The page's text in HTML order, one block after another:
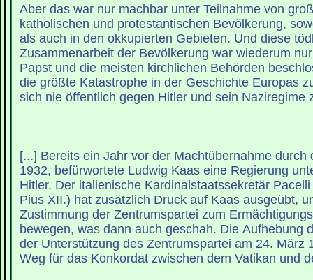
Aber das war nur machbar unter Teilnahme von
katholischen und protestantischen Bevölkerung,
als auch in den okkupierten Gebieten. Und diese
Zusammenarbeit der Bevölkerung war wiederum
Papst und die meisten kirchlichen Behörden
die größte Katastrophe in der Geschichte Europas
sich nie öffentlich gegen Hitler und sein Naziregime
[...] Bereits ein Jahr vor der Machtübernahme durch
1932, befürwortete Ludwig Kaas eine Regierung
Hitler. Der italienische Kardinalstaatssekretär
Pius XII.) hat zusätzlich Druck auf Kaas ausgeübt,
Zustimmung der Zentrumspartei zum
bewegen, was dann auch geschah. Die Aufhebung
der Unterstützung des Zentrumspartei am 24. März
Weg für das Konkordat zwischen dem Vatikan und